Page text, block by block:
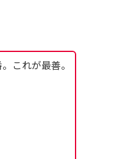
これが最善。